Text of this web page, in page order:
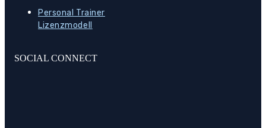
Personal Trainer
Lizenzmodell
SOCIAL CONNECT